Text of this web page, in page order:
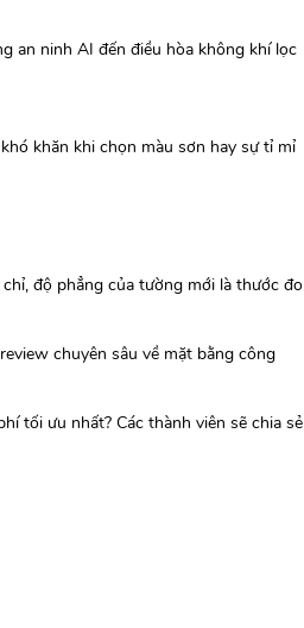
an ninh AI đến điều hòa không khí lọc
khăn khi chọn màu sơn hay sự tỉ mỉ
độ phẳng của tường mới là thước đo
chuyên sâu về mặt bằng công
tối ưu nhất? Các thành viên sẽ chia sẻ